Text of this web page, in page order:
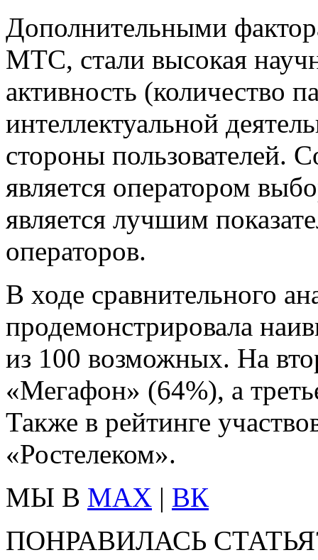
Дополнительными
МТС, стали высокая
активность (количество
интеллектуальной
стороны пользователей.
является оператором
является лучшим
операторов.
В ходе сравнительного
продемонстрировала
из 100 возможных. На
«Мегафон» (64%), а
Также в рейтинге
«Ростелеком».
МЫ В MAX | ВК
ПОНРАВИЛАСЬ